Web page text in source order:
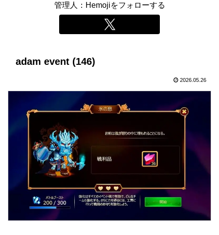
管理人：Hemojiをフォローする
adam event (146)
2026.05.26